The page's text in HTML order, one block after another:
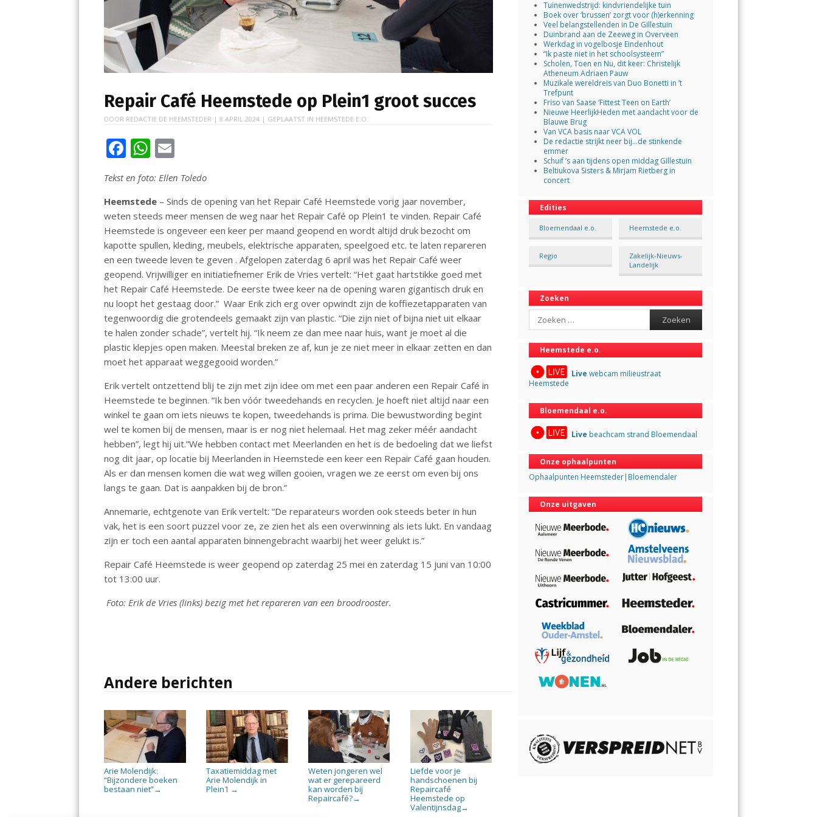
Repair Café Heemstede op Plein1 groot succes
DOOR REDACTIE DE HEEMSTEDER |8 APRIL 2024 | GEPLAATST IN HEEMSTEDE E.O.
F
e
b
o
o
k
W
at
s
A
p
p
ai
l
Tekst en foto: Ellen Toledo
Heemstede – Sinds de opening van het Repair Café Heemstede vorig jaar november,
weten steeds meer mensen de weg naar het Repair Café op Plein1 te vinden. Repair Café
Heemstede is ongeveer een keer per maand geopend en wordt altijd druk bezocht om
kapotte spullen, kleding, meubels, elektrische apparaten, speelgoed etc. te laten repareren
en een tweede leven te geven . Afgelopen zaterdag 6 april was het Repair Café weer
geopend. Vrijwilliger en initiatiefnemer Erik de Vries vertelt: “Het gaat hartstikke goed met
het Repair Café Heemstede. De eerste twee keer na de opening waren gigantisch druk en
nu loopt het gestaag door.” Waar Erik zich erg over opwindt zijn de koffiezetapparaten van
tegenwoordig die grotendeels gemaakt zijn van plastic. “Die zijn niet of bijna niet uit elkaar
te halen zonder schade”, vertelt hij. “Ik neem ze dan mee naar huis, want je moet al die
plastic klepjes open maken. Meestal breken ze af, kun je ze niet meer in elkaar zetten en dan
moet het apparaat weggegooid worden.”
Erik vertelt ontzettend blij te zijn met zijn idee om met een paar anderen een Repair Café in
Heemstede te beginnen. “Ik ben vóór tweedehands en recyclen. Je hoeft niet altijd naar een
winkel te gaan om iets nieuws te kopen, tweedehands is prima. Die bewustwording begint
wel te komen bij de mensen, maar is er nog niet helemaal. Het mag zeker méér aandacht
hebben”, legt hij uit.”We hebben contact met Meerlanden en het is de bedoeling dat we liefst
nog dit jaar, op locatie bij Meerlanden in Heemstede een keer een Repair Café gaan houden.
Als er dan mensen komen die wat weg willen gooien, vragen we ze eerst om even bij ons
langs te gaan. Dat is aanpakken bij de bron.”
Annemarie, echtgenote van Erik vertelt: “De reparateurs worden ook steeds beter in hun
vak, het is een soort puzzel voor ze, ze zien het als een overwinning als iets lukt. En vandaag
zijn er toch een aantal apparaten binnengebracht waarbij het weer gelukt is.”
Repair Café Heemstede is weer geopend op zaterdag 25 mei en zaterdag 15 juni van 10:00
tot 13:00 uur.
Foto: Erik de Vries (links) bezig met het repareren van een broodrooster.
Andere berichten
Arie Molendijk:
“Bijzondere boeken
bestaan niet”→
Taxatiemiddag met
Arie Molendijk in
Plein1 →
Weten jongeren wel
wat er gerepareerd
kan worden bij
Repaircafé?→
Liefde voor je
handschoenen bij
Repaircafé
Heemstede op
Valentijnsdag→
Tuinenwedstrijd: kindvriendelijke tuin
Boek over ‘brussen’ zorgt voor (h)erkenning
Veel belangstellenden in De Gillestuin
Duinbrand aan de Zeeweg in Overveen
Werkdag in vogelbosje Eindenhout
“Ik paste niet in het schoolsysteem”
Scholen, Toen en Nu, dit keer: Christelijk
Atheneum Adriaen Pauw
Muzikale wereldreis van Duo Bonetti in ’t
Trefpunt
Friso van Saase ‘Fittest Teen on Earth’
Nieuwe HeerlijkHeden met aandacht voor de
Blauwe Brug
Van VCA basis naar VCA VOL
De redactie strijkt neer bij…de stinkende
emmer
Schuif ’s aan tijdens open middag Gillestuin
Beltiukova Sisters & Mirjam Rietberg in
concert
Edities
Bloemendaal e.o. Heemstede e.o.
Regio
Zakelijk-Nieuws-
Landelijk
Zoeken
Search
Heemstede e.o.
Live webcam milieustraat
Heemstede
Bloemendaal e.o.
Live beachcam strand Bloemendaal
Onze ophaalpunten
Ophaalpunten Heemsteder|Bloemendaler
Onze uitgaven